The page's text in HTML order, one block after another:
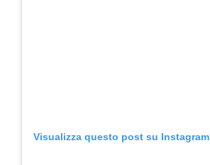
Visualizza questo post su Instagram